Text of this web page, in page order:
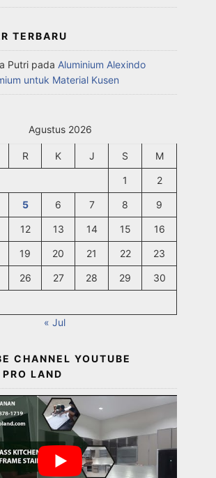
TERBARU
Putri pada Aluminium Alexindo
untuk Material Kusen
Agustus 2026
R K J S M
1 2
5 6 7 8 9
12 13 14 15 16
19 20 21 22 23
26 27 28 29 30
« Jul
CHANNEL YOUTUBE
LAND